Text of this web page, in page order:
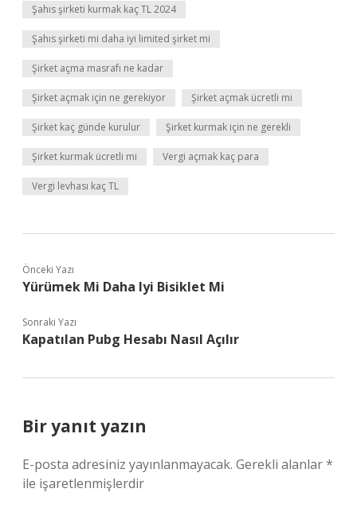
Şahıs şirketi kurmak kaç TL 2024
Şahıs şirketi mi daha iyi limited şirket mi
Şirket açma masrafı ne kadar
Şirket açmak için ne gerekiyor Şirket açmak ücretli mi
Şirket kaç günde kurulur Şirket kurmak için ne gerekli
Şirket kurmak ücretli mi Vergi açmak kaç para
Vergi levhası kaç TL
Önceki Yazı
Yürümek Mi Daha Iyi Bisiklet Mi
Sonraki Yazı
Kapatılan Pubg Hesabı Nasıl Açılır
Bir yanıt yazın
E-posta adresiniz yayınlanmayacak. Gerekli alanlar*
ile işaretlenmişlerdir